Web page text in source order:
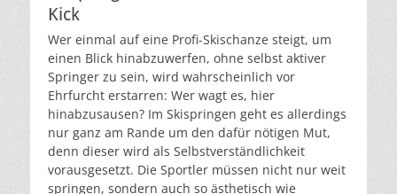
Kick
Wer einmal auf eine Profi-Skischanze steigt, um
einen Blick hinabzuwerfen, ohne selbst aktiver
Springer zu sein, wird wahrscheinlich vor
Ehrfurcht erstarren: Wer wagt es, hier
hinabzusausen? Im Skispringen geht es allerdings
nur ganz am Rande um den dafür nötigen Mut,
denn dieser wird als Selbstverständlichkeit
vorausgesetzt. Die Sportler müssen nicht nur weit
springen, sondern auch so ästhetisch wie